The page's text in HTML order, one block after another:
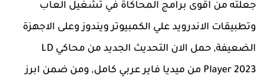
جعلته من اقوى برامج المحاكاة في تشغيل العاب
وتطبيقات الاندرويد علي الكمبيوتر ويندوز وعلى الاجهزة
الضعيفة, حمل الان التحديث الجديد من محاكي LD
Player 2023 من ميديا فاير عربي كامل, ومن ضمن ابرز